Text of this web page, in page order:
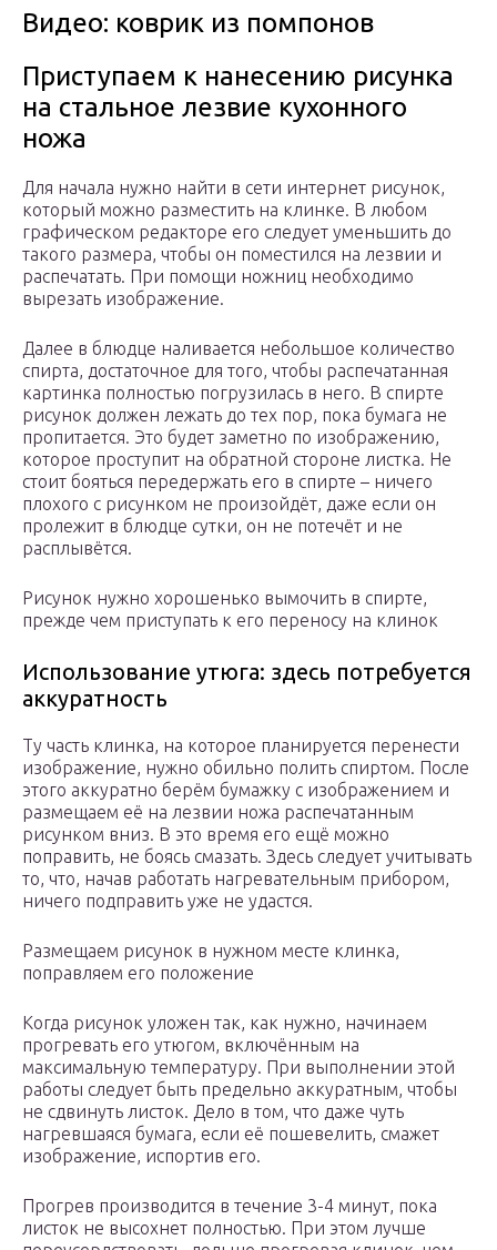
Видео: коврик из помпонов
Приступаем к нанесению рисунка
на стальное лезвие кухонного
ножа
Для начала нужно найти в сети интернет рисунок,
который можно разместить на клинке. В любом
графическом редакторе его следует уменьшить до
такого размера, чтобы он поместился на лезвии и
распечатать. При помощи ножниц необходимо
вырезать изображение.
Далее в блюдце наливается небольшое количество
спирта, достаточное для того, чтобы распечатанная
картинка полностью погрузилась в него. В спирте
рисунок должен лежать до тех пор, пока бумага не
пропитается. Это будет заметно по изображению,
которое проступит на обратной стороне листка. Не
стоит бояться передержать его в спирте – ничего
плохого с рисунком не произойдёт, даже если он
пролежит в блюдце сутки, он не потечёт и не
расплывётся.
Рисунок нужно хорошенько вымочить в спирте,
прежде чем приступать к его переносу на клинок
Использование утюга: здесь потребуется
аккуратность
Ту часть клинка, на которое планируется перенести
изображение, нужно обильно полить спиртом. После
этого аккуратно берём бумажку с изображением и
размещаем её на лезвии ножа распечатанным
рисунком вниз. В это время его ещё можно
поправить, не боясь смазать. Здесь следует учитывать
то, что, начав работать нагревательным прибором,
ничего подправить уже не удастся.
Размещаем рисунок в нужном месте клинка,
поправляем его положение
Когда рисунок уложен так, как нужно, начинаем
прогревать его утюгом, включённым на
максимальную температуру. При выполнении этой
работы следует быть предельно аккуратным, чтобы
не сдвинуть листок. Дело в том, что даже чуть
нагревшаяся бумага, если её пошевелить, смажет
изображение, испортив его.
Прогрев производится в течение 3-4 минут, пока
листок не высохнет полностью. При этом лучше